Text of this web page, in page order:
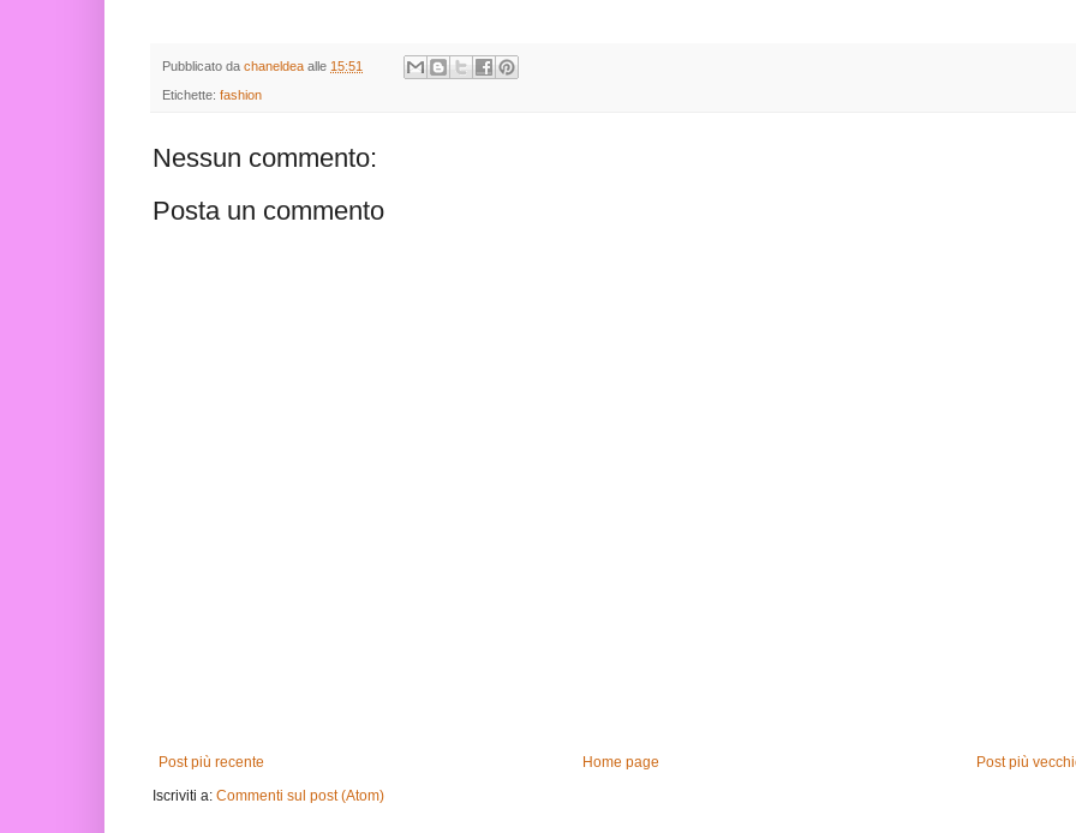
Pubblicato da chaneldea alle 15:51
Etichette: fashion
Nessun commento:
Posta un commento
Post più recente Post più
Home page
Iscriviti a: Commenti sul post (Atom)